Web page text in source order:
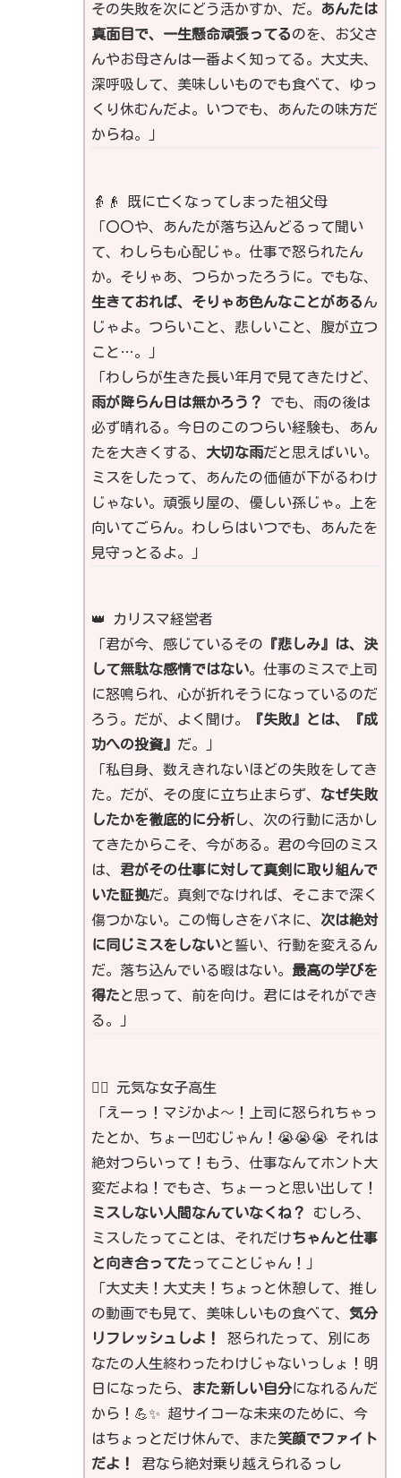
その失敗を次にどう活かすか、だ。 あんたは
真面目で、一生懸命頑張ってるのを、お父さ
んやお母さんは一番よく知ってる。大丈夫、
深呼吸して、美味しいものでも食べて、ゆっ
くり休むんだよ。いつでも、あんたの味方だ
からね。」
👵👴 既に亡くなってしまった祖父母
「〇〇や、あんたが落ち込んどるって聞い
て、わしらも心配じゃ。仕事で怒られたん
か。そりゃあ、つらかったろうに。でもな、
生きておれば、そりゃあ色んなことがあるん
じゃよ。つらいこと、悲しいこと、腹が立つ
こと…。」
「わしらが生きた長い年月で見てきたけど、
雨が降らん日は無かろう？
でも、雨の後は
必ず晴れる。今日のこのつらい経験も、あん
たを大きくする、 大切な雨だと思えばいい。
ミスをしたって、あんたの価値が下がるわけ
じゃない。頑張り屋の、優しい孫じゃ。上を
向いてごらん。わしらはいつでも、あんたを
見守っとるよ。」
👑 カリスマ経営者
「君が今、感じているその 『悲しみ』は、決
して無駄な感情ではない。仕事のミスで上司
に怒鳴られ、心が折れそうになっているのだ
ろう。だが、よく聞け。
『失敗』とは、『成
功への投資』 だ。」
「私自身、数えきれないほどの失敗をしてき
た。だが、その度に立ち止まらず、 なぜ失敗
したかを徹底的に分析し、次の行動に活かし
てきたからこそ、今がある。君の今回のミス
は、 君がその仕事に対して真剣に取り組んで
いた証拠だ。真剣でなければ、そこまで深く
傷つかない。この悔しさをバネに、 次は絶対
に同じミスをしないと誓い、行動を変えるん
だ。落ち込んでいる暇はない。 最高の学びを
得たと思って、前を向け。君にはそれができ
る。」
👯‍♀️ 元気な女子高生
「えーっ！マジかよ～！上司に怒られちゃっ
たとか、ちょー凹むじゃん！😭😭😭 それは
絶対つらいって！もう、仕事なんてホント大
変だよね！でもさ、ちょーっと思い出して！
ミスしない人間なんていなくね？
むしろ、
ミスしたってことは、それだけちゃんと仕事
と向き合ってたってことじゃん！」
「大丈夫！大丈夫！ちょっと休憩して、推し
の動画でも見て、美味しいもの食べて、 気分
リフレッシュしよ！
怒られたって、別にあ
なたの人生終わったわけじゃないっしょ！明
日になったら、
また新しい自分になれるんだ
から！💪✨ 超サイコーな未来のために、今
はちょっとだけ休んで、また笑顔でファイト
だよ！
君なら絶対乗り越えられるっし